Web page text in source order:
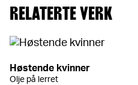
RELATERTE VERK
Høstende kvinner
Olje på lerret